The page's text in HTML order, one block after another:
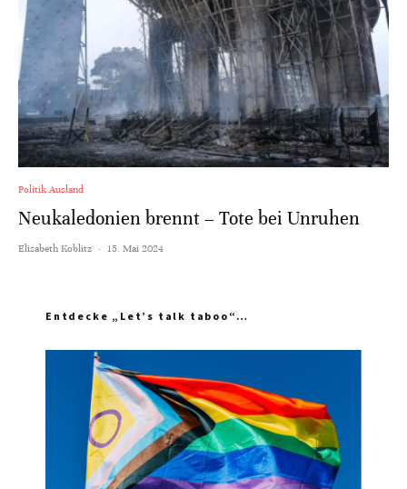
Politik Ausland
Neukaledonien brennt – Tote bei Unruhen
Elisabeth Koblitz · 15. Mai 2024
Entdecke „Let’s talk taboo“…